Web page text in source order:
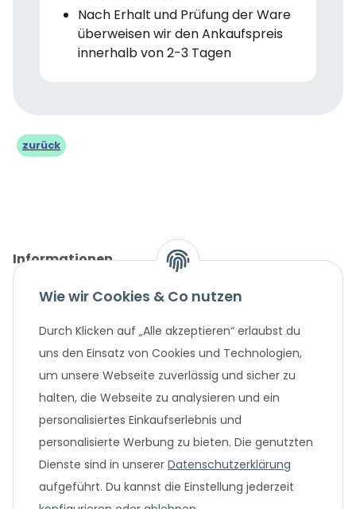
Nach Erhalt und Prüfung der Ware
überweisen wir den Ankaufspreis
innerhalb von 2-3 Tagen
zurück
Informationen
Gesetzliche Informationen
Unternehmen
Beliebte Angebote
Wie wir Cookies & Co nutzen
Durch Klicken auf „Alle akzeptieren“ erlaubst du
uns den Einsatz von Cookies und Technologien,
um unsere Webseite zuverlässig und sicher zu
halten, die Webseite zu analysieren und ein
personalisiertes Einkaufserlebnis und
personalisierte Werbung zu bieten. Die genutzten
Dienste sind in unserer Datenschutzerklärung
aufgeführt. Du kannst die Einstellung jederzeit